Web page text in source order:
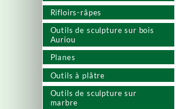
Rifloirs-râpes
Outils de sculpture sur bois
Auriou
Planes
Outils à plâtre
Outils de sculpture sur
marbre